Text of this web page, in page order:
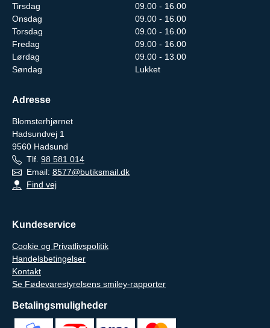
Tirsdag
09.00 - 16.00
Onsdag
09.00 - 16.00
Torsdag
09.00 - 16.00
Fredag
09.00 - 16.00
Lørdag
09.00 - 13.00
Søndag
Lukket
Adresse
Blomsterhjørnet
Hadsundvej 1
9560 Hadsund
Tlf. 98 581 014
Email: 8577@butiksmail.dk
Find vej
Kundeservice
Cookie og Privatlivspolitik
Handelsbetingelser
Kontakt
Se Fødevarestyrelsens smiley-rapporter
Betalingsmuligheder